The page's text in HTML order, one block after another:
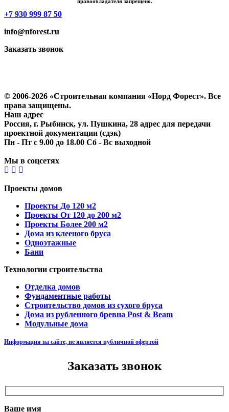
+7 930 999 87 50
info@nforest.ru
Заказать звонок
© 2006-2026 «Строительная компания «Норд Форест». Все
права защищены.
Наш адрес
Россия, г. Рыбинск, ул. Пушкина, 28 адрес для передачи
проектной документации (сдэк)
Пн - Пт с 9.00 до 18.00 Сб - Вс выходной
Мы в соцсетях
Проекты домов
Проекты До 120 м2
Проекты От 120 до 200 м2
Проекты Более 200 м2
Дома из клееного бруса
Одноэтажные
Бани
Технологии строительства
Отделка домов
Фундаментные работы
Строительство домов из сухого бруса
Дома из рубленного бревна Post & Beam
Модульные дома
Информация на сайте, не является публичной офертой
Заказать звонок
Ваше имя